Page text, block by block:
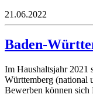
21.06.2022
Baden-
Im Haushaltsjahr 2021
Württemberg (national
Bewerben können sich